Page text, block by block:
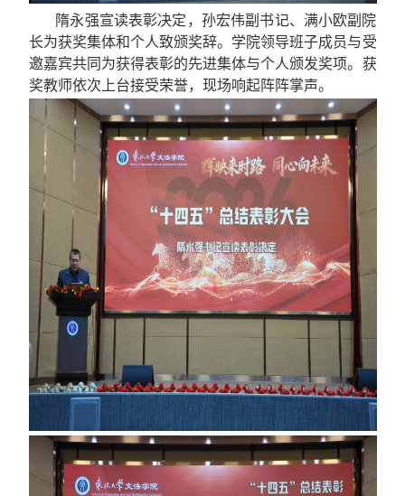
隋永强宣读表彰决定，孙宏伟副书记、满小欧副院
长为获奖集体和个人致颁奖辞。学院领导班子成员与受
邀嘉宾共同为获得表彰的先进集体与个人颁发奖项。获
奖教师依次上台接受荣誉，现场响起阵阵掌声。